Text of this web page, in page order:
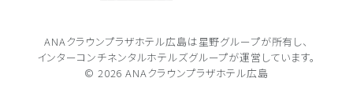
ANAクラウンプラザホテル広島は星野グループが所有し、
インターコンチネンタルホテルズグループが運営しています。
© 2026 ANAクラウンプラザホテル広島